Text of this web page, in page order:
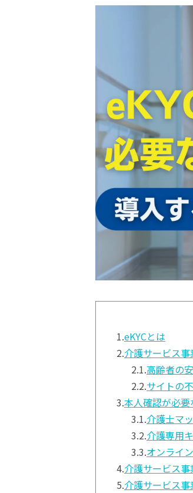
1.eKYCとは
2.介護サービス
2.1.高齢者の
2.2.サイトの
3.本人確認が必
3.1.介護士マ
3.2.介護専用
3.3.オンライ
4.介護サービス
5.介護サービス